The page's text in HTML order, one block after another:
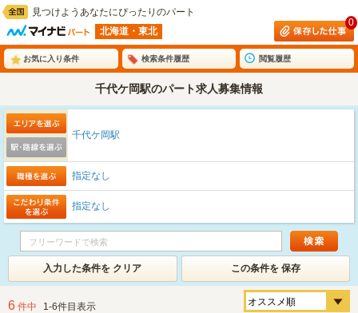
見つけようあなたにぴったりのパート
北海道・東北
0
お気に入り条件 検索条件履歴 閲覧履歴
千代ケ岡駅のパート求人募集情報
千代ケ岡駅
指定なし
指定なし
入力した条件を クリア この条件を 保存
6 件中 1-6件目表示